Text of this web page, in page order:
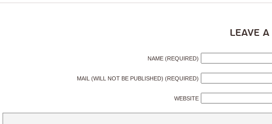
Leave
NAME (REQUIRED)
MAIL (WILL NOT BE PUBLISHED) (REQUIRED)
WEBSITE